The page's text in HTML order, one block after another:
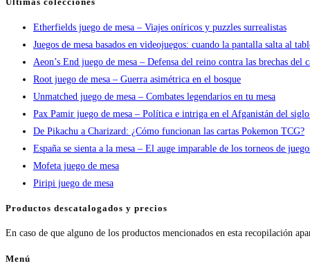
Etherfields juego de mesa – Viajes oníricos y puzzles surrealistas
Juegos de mesa basados en videojuegos: cuando la pantalla salta al
Aeon’s End juego de mesa – Defensa del reino contra las brechas del
Root juego de mesa – Guerra asimétrica en el bosque
Unmatched juego de mesa – Combates legendarios en tu mesa
Pax Pamir juego de mesa – Política e intriga en el Afganistán del
De Pikachu a Charizard: ¿Cómo funcionan las cartas Pokemon TCG?
España se sienta a la mesa – El auge imparable de los torneos de
Mofeta juego de mesa
Piripi juego de mesa
Productos descatalogados y precios
En caso de que alguno de los productos mencionados en esta recopilación
Menú